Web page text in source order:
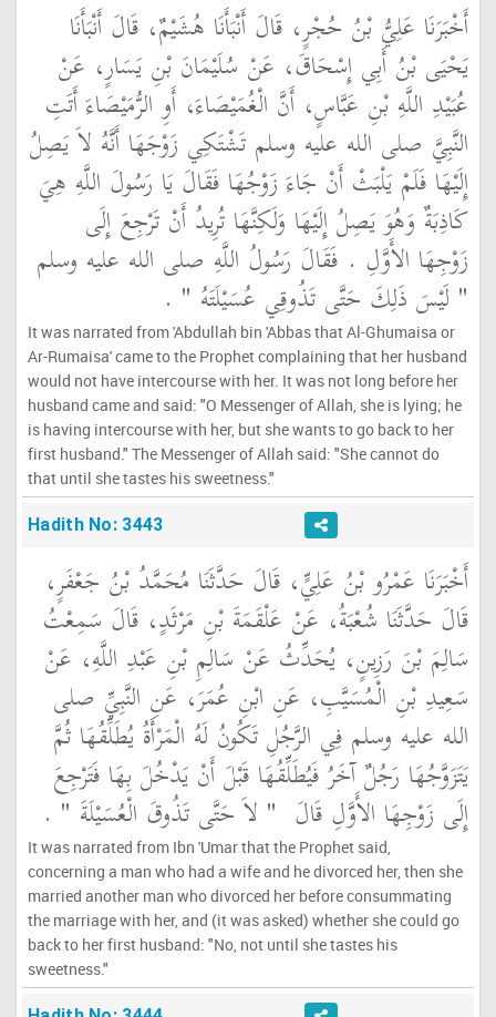
أَخْبَرَنَا عَلِيُّ بْنُ حُجْرٍ، قَالَ أَنْبَأَنَا هُشَيْمٌ، قَالَ أَنْبَأَنَا
يَحْيَى بْنُ أَبِي إِسْحَاقَ، عَنْ سُلَيْمَانَ بْنِ يَسَارٍ، عَنْ
عُبَيْدِ اللَّهِ بْنِ عَبَّاسٍ، أَنَّ الْغُمَيْصَاءَ، أَوِ الرُّمَيْصَاءَ أَتَتِ
النَّبِيَّ صلى الله عليه وسلم تَشْتَكِي زَوْجَهَا أَنَّهُ لاَ يَصِلُ
إِلَيْهَا فَلَمْ يَلْبَثْ أَنْ جَاءَ زَوْجُهَا فَقَالَ يَا رَسُولَ اللَّهِ هِيَ
كَاذِبَةٌ وَهُوَ يَصِلُ إِلَيْهَا وَلَكِنَّهَا تُرِيدُ أَنْ تَرْجِعَ إِلَى
زَوْجِهَا الأَوَّلِ ‏.‏ فَقَالَ رَسُولُ اللَّهِ صلى الله عليه وسلم ‏
"‏ لَيْسَ ذَلِكَ حَتَّى تَذُوقِي عُسَيْلَتَهُ ‏" ‏ ‏.‏
It was narrated from 'Abdullah bin 'Abbas that Al-Ghumaisa or
Ar-Rumaisa' came to the Prophet complaining that her husband
would not have intercourse with her. It was not long before her
husband came and said: "O Messenger of Allah, she is lying; he
is having intercourse with her, but she wants to go back to her
first husband." The Messenger of Allah said: "She cannot do
that until she tastes his sweetness."
Hadith No: 3443
أَخْبَرَنَا عَمْرُو بْنُ عَلِيٍّ، قَالَ حَدَّثَنَا مُحَمَّدُ بْنُ جَعْفَرٍ،
قَالَ حَدَّثَنَا شُعْبَةُ، عَنْ عَلْقَمَةَ بْنِ مَرْثَدٍ، قَالَ سَمِعْتُ
سَالِمَ بْنَ رَزِينٍ، يُحَدِّثُ عَنْ سَالِمِ بْنِ عَبْدِ اللَّهِ، عَنْ
سَعِيدِ بْنِ الْمُسَيَّبِ، عَنِ ابْنِ عُمَرَ، عَنِ النَّبِيِّ صلى
الله عليه وسلم فِي الرَّجُلِ تَكُونُ لَهُ الْمَرْأَةُ يُطَلِّقُهَا ثُمَّ
يَتَزَوَّجُهَا رَجُلٌ آخَرُ فَيُطَلِّقُهَا قَبْلَ أَنْ يَدْخُلَ بِهَا فَتَرْجِعَ
إِلَى زَوْجِهَا الأَوَّلِ قَالَ ‏ "‏ لاَ حَتَّى تَذُوقَ الْعُسَيْلَةَ ‏" ‏ ‏.‏
It was narrated from Ibn 'Umar that the Prophet said,
concerning a man who had a wife and he divorced her, then she
married another man who divorced her before consummating
the marriage with her, and (it was asked) whether she could go
back to her first husband: "No, not until she tastes his
sweetness."